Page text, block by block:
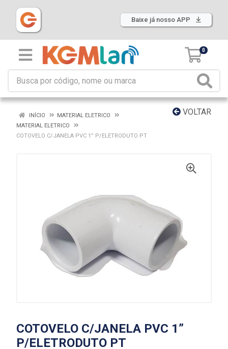
Baixe já nosso APP
0
VOLTAR
INÍCIO
MATERIAL ELETRICO
MATERIAL ELETRICO
COTOVELO C/JANELA PVC 1” P/ELETRODUTO PT
COTOVELO C/JANELA PVC 1”
P/ELETRODUTO PT